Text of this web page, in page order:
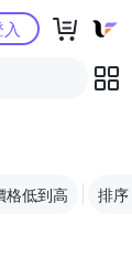
格低到高 排序